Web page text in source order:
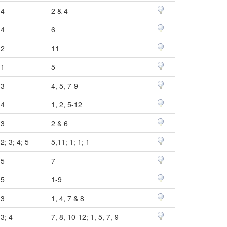
4
2 & 4
4
6
2
11
1
5
3
4, 5, 7-9
4
1, 2, 5-12
3
2 & 6
2; 3; 4; 5
5,11; 1; 1; 1
5
7
5
1-9
3
1, 4, 7 & 8
3; 4
7, 8, 10-12; 1, 5, 7, 9